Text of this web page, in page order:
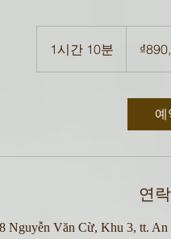
1시간 10분
시동
예
연
Nguyễn Văn Cừ, Khu 3, tt.